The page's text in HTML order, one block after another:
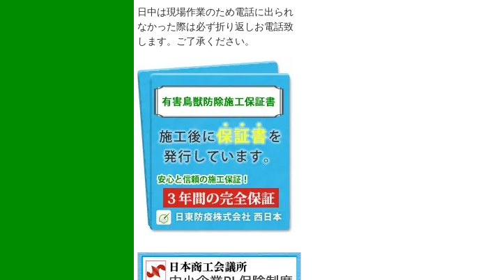
日中は現場作業のため電話に出られ
なかった際は必ず折り返しお電話致
します。ご了承ください。